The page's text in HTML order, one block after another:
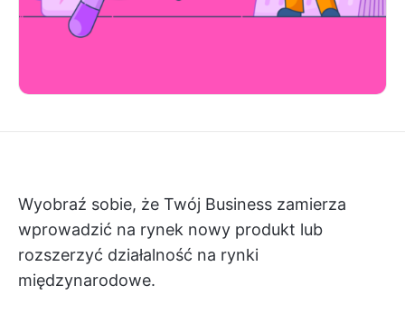
Wyobraź sobie, że Twój Business zamierza
wprowadzić na rynek nowy produkt lub
rozszerzyć działalność na rynki
międzynarodowe.